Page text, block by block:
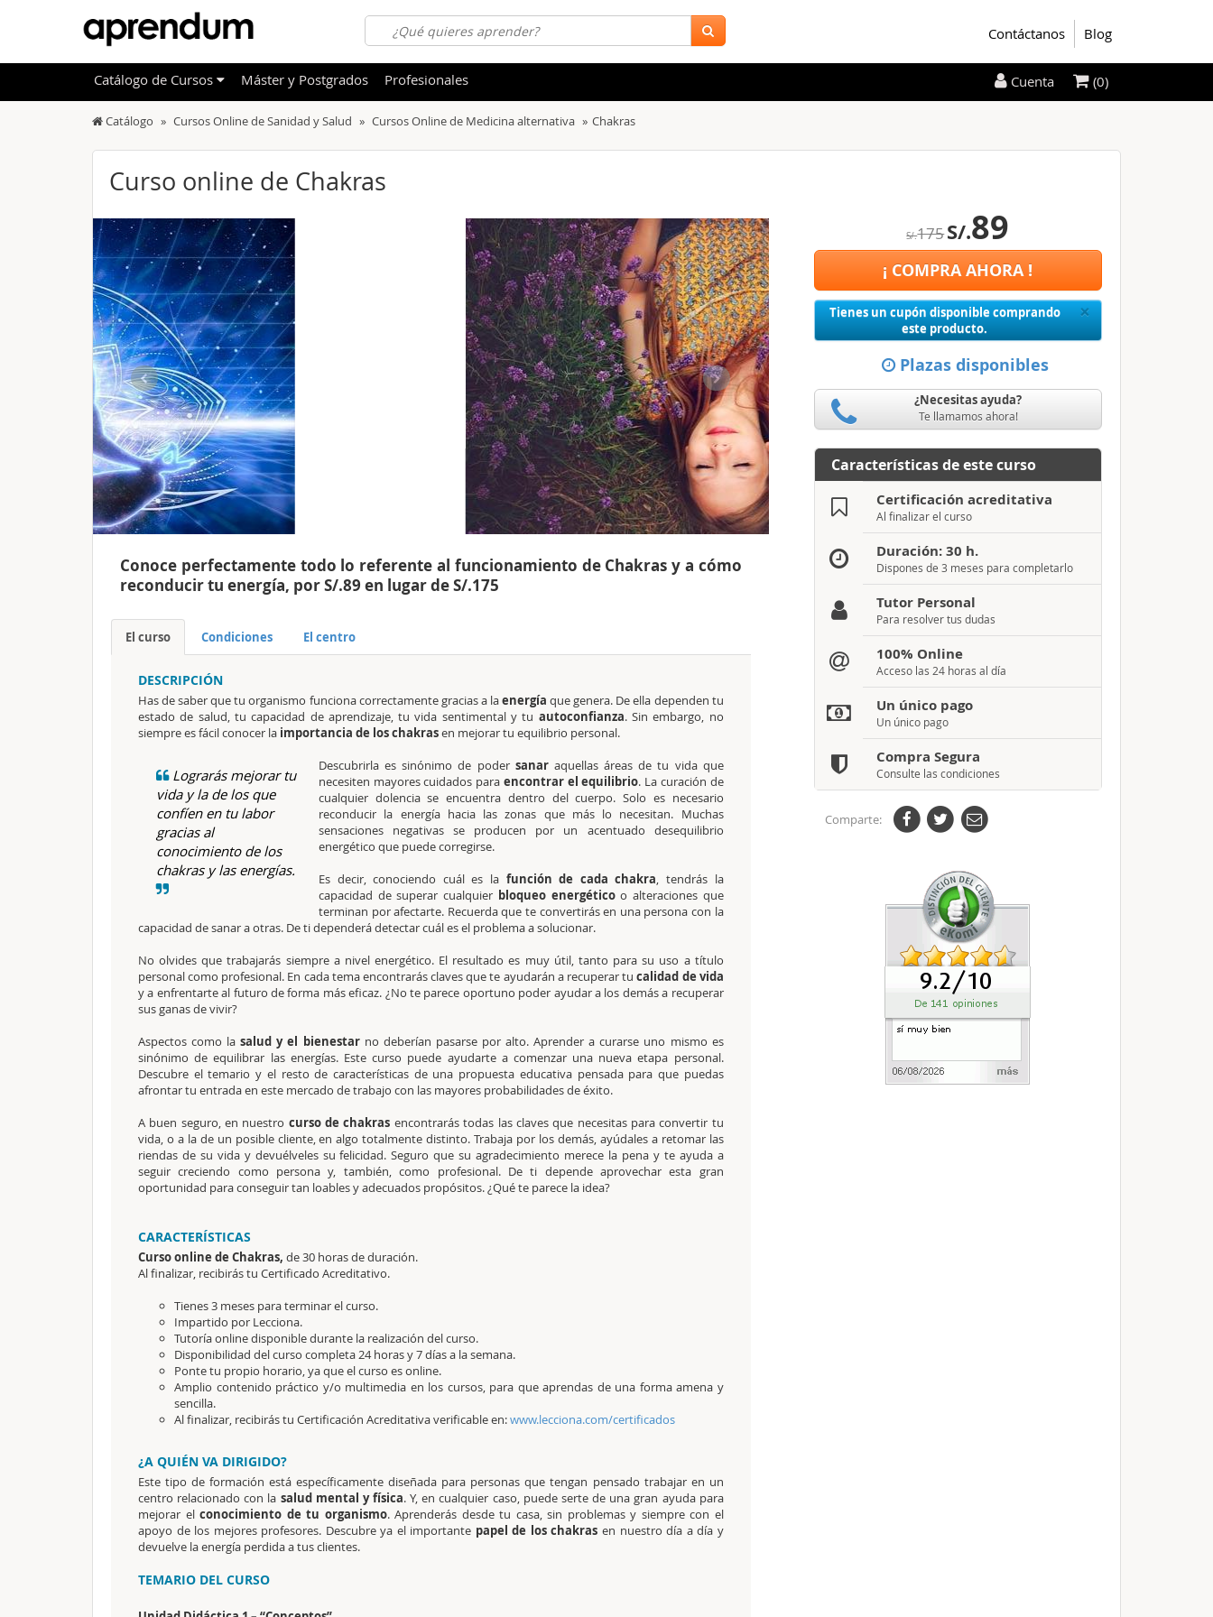
OFERTAS DESTACADAS
NOVEDADES DE NUESTRO CATÁLOGO
Administración de Empresas
Finanzas
Belleza y Moda
Comercial y Ventas
Medio Ambiente
Contáctanos Blog
Catálogo Cursos Online de Sanidad y Salud Cursos Online de Medicina alternativa Chakras
Curso online de Chakras
Conoce perfectamente todo lo referente al funcionamiento de Chakras y a cómo
reconducir tu energía, por S/.89 en lugar de S/.175
El curso Condiciones El centro
DESCRIPCIÓN
Has de saber que tu organismo funciona correctamente gracias a laenergía que genera. De ella dependen tu
estado de salud, tu capacidad de aprendizaje, tu vida sentimental y tu autoconfianza. Sin embargo, no
siempre es fácil conocer la importancia de los chakrasen mejorar tu equilibrio personal.
Lograrás mejorar tu
vida y la de los que
confíen en tu labor
gracias al
conocimiento de los
chakras y las energías.
Descubrirla es sinónimo de podersanaraquellas áreas de tu vida que
necesiten mayores cuidados para encontrar el equilibrio. La curación de
cualquier dolencia se encuentra dentro del cuerpo. Solo es necesario
reconducir la energía hacia las zonas que más lo necesitan. Muchas
sensaciones negativas se producen por un acentuado desequilibrio
energético que puede corregirse.
Es decir, conociendo cuál es la función de cada chakra, tendrás la
capacidad de superar cualquier bloqueo energéticoo alteraciones que
terminan por afectarte. Recuerda que te convertirás en una persona con la
capacidad de sanar a otras. De ti dependerá detectar cuál es el problema a solucionar.
No olvides que trabajarás siempre a nivel energético. El resultado es muy útil, tanto para su uso a título
personal como profesional. En cada tema encontrarás claves que te ayudarán a recuperar tu calidad de vida
y a enfrentarte al futuro de forma más eficaz. ¿No te parece oportuno poder ayudar a los demás a recuperar
sus ganas de vivir?
Aspectos como la salud y el bienestarno deberían pasarse por alto. Aprender a curarse uno mismo es
sinónimo de equilibrar las energías. Este curso puede ayudarte a comenzar una nueva etapa personal.
Descubre el temario y el resto de características de una propuesta educativa pensada para que puedas
afrontar tu entrada en este mercado de trabajo con las mayores probabilidades de éxito.
A buen seguro, en nuestro curso de chakras encontrarás todas las claves que necesitas para convertir tu
vida, o a la de un posible cliente, en algo totalmente distinto. Trabaja por los demás, ayúdales a retomar las
riendas de su vida y devuélveles su felicidad. Seguro que su agradecimiento merece la pena y te ayuda a
seguir creciendo como persona y, también, como profesional. De ti depende aprovechar esta gran
oportunidad para conseguir tan loables y adecuados propósitos. ¿Qué te parece la idea?
CARACTERÍSTICAS
Curso online de Chakras, de 30 horas de duración.
Al finalizar, recibirás tu Certificado Acreditativo.
Tienes 3 meses para terminar el curso.
Impartido por Lecciona.
Tutoría online disponible durante la realización del curso.
Disponibilidad del curso completa 24 horas y 7 días a la semana.
Ponte tu propio horario, ya que el curso es online.
Amplio contenido práctico y/o multimedia en los cursos, para que aprendas de una forma amena y
sencilla.
Al finalizar, recibirás tu Certificación Acreditativa verificable en:www.lecciona.com/certificados
¿A QUIÉN VA DIRIGIDO?
Este tipo de formación está específicamente diseñada para personas que tengan pensado trabajar en un
centro relacionado con la salud mental y física. Y, en cualquier caso, puede serte de una gran ayuda para
mejorar elconocimiento de tu organismo. Aprenderás desde tu casa, sin problemas y siempre con el
apoyo de los mejores profesores. Descubre ya el importante papel de los chakras en nuestro día a día y
devuelve la energía perdida a tus clientes.
TEMARIO DEL CURSO
S/.175S/.89
¡ COMPRA AHORA !
×Close
Tienes un cupón disponible comprando
este producto.
Plazas disponibles
¿Necesitas ayuda?
Te llamamos ahora!
Características de este curso
Certificación acreditativa
Al finalizar el curso
Duración: 30 h.
Dispones de 3 meses para completarlo
Tutor Personal
Para resolver tus dudas
100% Online
Acceso las 24 horas al día
Un único pago
Un único pago
Compra Segura
Consulte las condiciones
Comparte:
Catálogo de Cursos Máster y Postgrados Profesionales Cuenta (0)